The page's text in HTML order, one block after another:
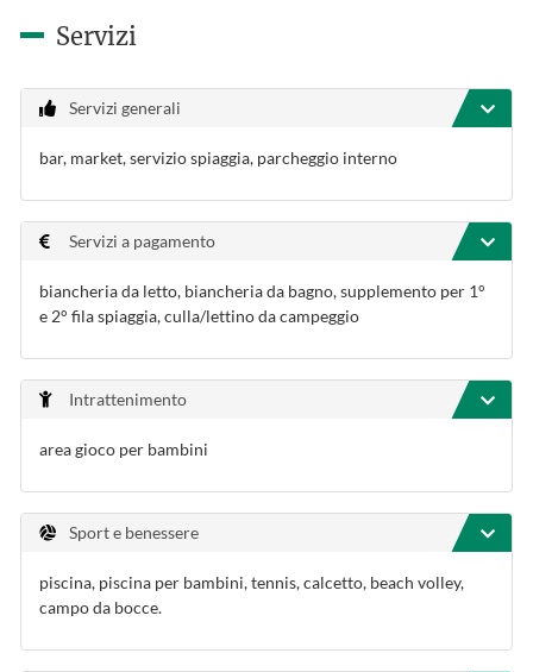
Servizi
Servizi generali
bar, market, servizio spiaggia, parcheggio interno
Servizi a pagamento
biancheria da letto, biancheria da bagno, supplemento per 1°
e 2° fila spiaggia, culla/lettino da campeggio
Intrattenimento
area gioco per bambini
Sport e benessere
piscina, piscina per bambini, tennis, calcetto, beach volley,
campo da bocce.